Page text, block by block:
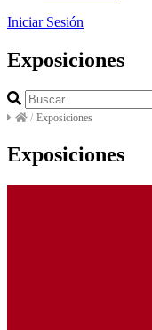
Iniciar Sesión
Exposiciones
/ Exposiciones
Exposiciones